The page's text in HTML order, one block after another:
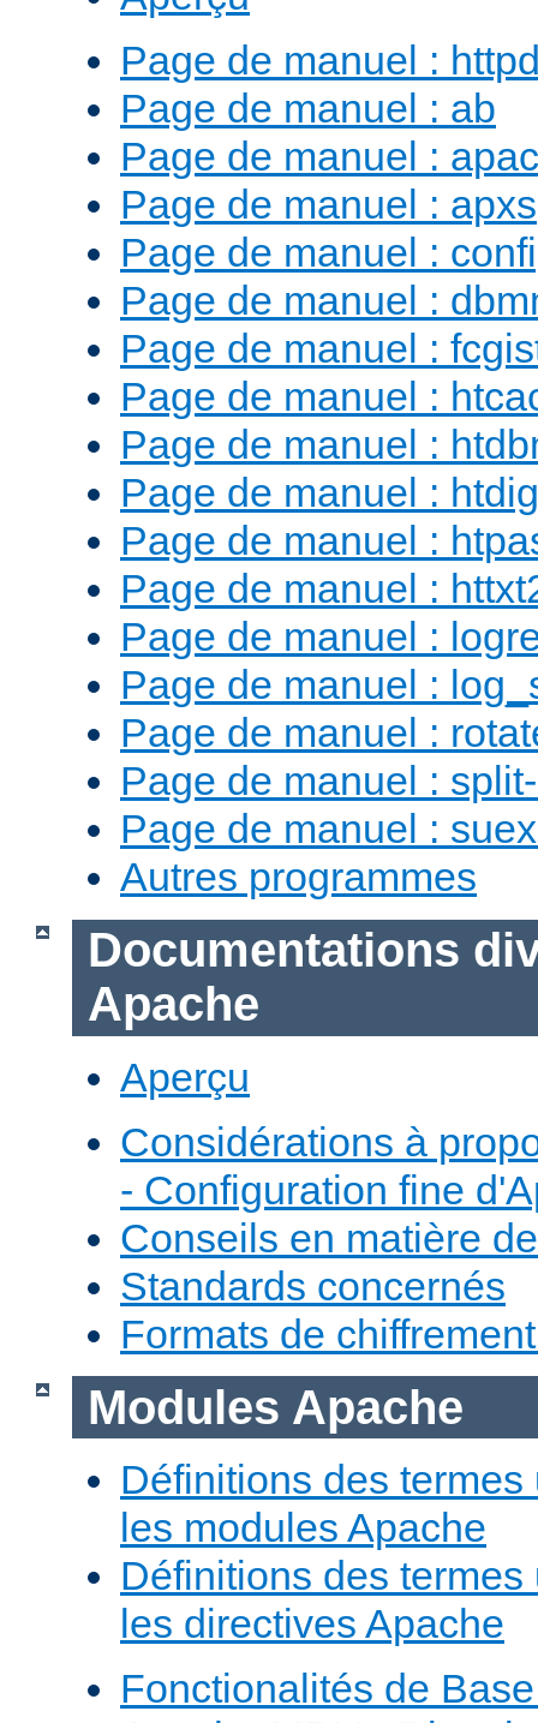
Page de manuel :
Page de manuel : ab
Page de manuel :
Page de manuel : apxs
Page de manuel :
Page de manuel :
Page de manuel :
Page de manuel :
Page de manuel :
Page de manuel :
Page de manuel :
Page de manuel :
Page de manuel :
Page de manuel :
Page de manuel :
Page de manuel :
Page de manuel :
Autres programmes
Documentations
Apache
Aperçu
Considérations à
- Configuration fine
Conseils en matière
Standards concernés
Formats de
Modules Apache
Définitions des
les modules Apache
Définitions des
les directives Apache
Fonctionalités de